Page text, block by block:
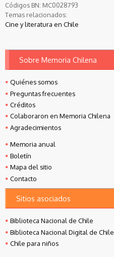
Códigos BN: MC0028793
Temas relacionados:
Cine y literatura en Chile
Sobre Memoria Chilena
Quiénes somos
Preguntas frecuentes
Créditos
Colaboraron en Memoria Chilena
Agradecimientos
Memoria anual
Boletín
Mapa del sitio
Contacto
Sitios asociados
Biblioteca Nacional de Chile
Biblioteca Nacional Digital de Chile
Chile para niños